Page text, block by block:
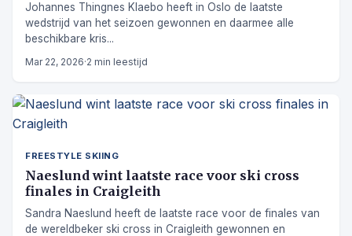
Johannes Thingnes Klaebo heeft in Oslo de laatste
wedstrijd van het seizoen gewonnen en daarmee alle
beschikbare kris...
Mar 22, 2026·2 min leestijd
FREESTYLE SKIING
Naeslund wint laatste race voor ski cross
finales in Craigleith
Sandra Naeslund heeft de laatste race voor de finales van
de wereldbeker ski cross in Craigleith gewonnen en